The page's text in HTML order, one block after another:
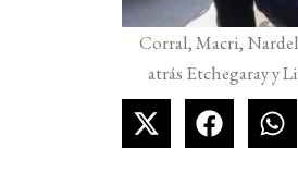
Corral, Macri,
atrás Etchegaray y